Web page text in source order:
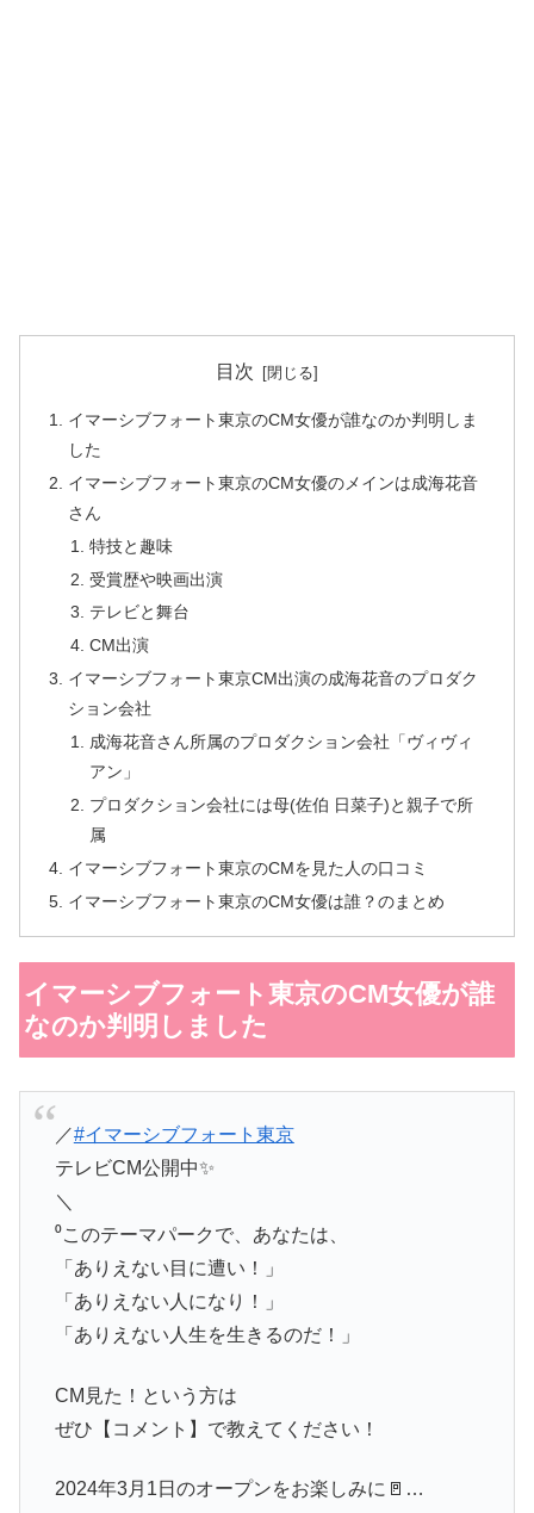
目次
イマーシブフォート東京のCM女優が誰なのか判明しま
した
イマーシブフォート東京のCM女優のメインは成海花音
さん
特技と趣味
受賞歴や映画出演
テレビと舞台
CM出演
イマーシブフォート東京CM出演の成海花音のプロダク
ション会社
成海花音さん所属のプロダクション会社「ヴィヴィ
アン」
プロダクション会社には母(佐伯 日菜子)と親子で所
属
イマーシブフォート東京のCMを見た人の口コミ
イマーシブフォート東京のCM女優は誰？のまとめ
イマーシブフォート東京のCM女優が誰
なのか判明しました
／#イマーシブフォート東京
テレビCM公開中✨
＼
⁰このテーマパークで、あなたは、
「ありえない目に遭い！」
「ありえない人になり！」
「ありえない人生を生きるのだ！」
CM見た！という方は
ぜひ【コメント】で教えてください！
2024年3月1日のオープンをお楽しみに🚪…